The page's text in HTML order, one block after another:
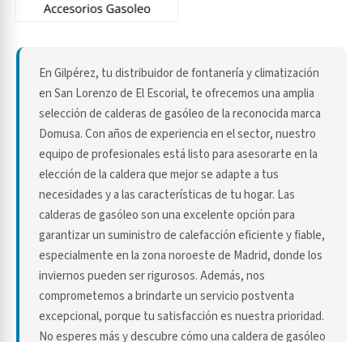
En Gilpérez, tu distribuidor de fontanería y climatización
en San Lorenzo de El Escorial, te ofrecemos una amplia
selección de calderas de gasóleo de la reconocida marca
Domusa. Con años de experiencia en el sector, nuestro
equipo de profesionales está listo para asesorarte en la
elección de la caldera que mejor se adapte a tus
necesidades y a las características de tu hogar. Las
calderas de gasóleo son una excelente opción para
garantizar un suministro de calefacción eficiente y fiable,
especialmente en la zona noroeste de Madrid, donde los
inviernos pueden ser rigurosos. Además, nos
comprometemos a brindarte un servicio postventa
excepcional, porque tu satisfacción es nuestra prioridad.
No esperes más y descubre cómo una caldera de gasóleo